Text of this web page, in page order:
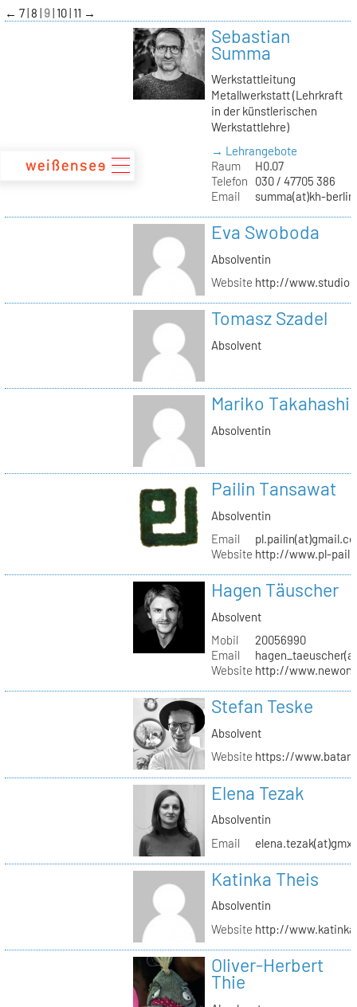
zum
Inhalt
← 7 8 9 10 11 →
Sebastian
Summa
Werkstattleitung
Metallwerkstatt (Lehrkraft
in der künstlerischen
Werkstattlehre)
→ Lehrangebote
Raum
H0.07
Telefon
030 / 47705 386
Email
summa(at)kh-
Eva Swoboda
Absolventin
Website http://
Tomasz Szadel
Absolvent
Mariko Takahashi
Absolventin
Pailin Tansawat
Absolventin
Email
Website http://www.pl-
Hagen Täuscher
Absolvent
Mobil
20056990
Email
Website http://
Stefan Teske
Absolvent
Website https://
Elena Tezak
Absolventin
Email
Katinka Theis
Absolventin
Website http://
Oliver-Herbert
Thie